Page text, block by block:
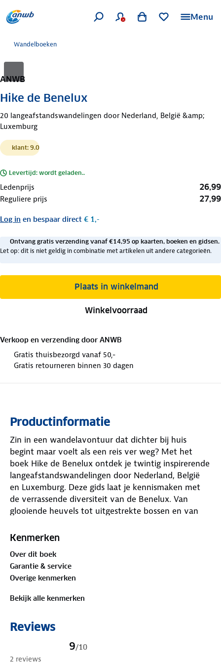
Menu
Wandelboeken
ANWB
Hike de Benelux
20 langeafstandswandelingen door Nederland, België &amp;
Luxemburg
klant: 9.0
Levertijd: wordt geladen..
Ledenprijs 26,99
Reguliere prijs 27,99
Log in en bespaar direct € 1,-
Ontvang gratis verzending vanaf €14,95 op kaarten, boeken en gidsen.
Let op: dit is niet geldig in combinatie met artikelen uit andere categorieën.
Plaats in winkelmand
Winkelvoorraad
Verkoop en verzending door ANWB
Gratis thuisbezorgd vanaf 50,-
Gratis retourneren binnen 30 dagen
Productinformatie
Zin in een wandelavontuur dat dichter bij huis
begint maar voelt als een reis ver weg? Met het
boek Hike de Benelux ontdek je twintig inspirerende
langeafstandswandelingen door Nederland, België
en Luxemburg. Deze gids laat je kennismaken met
de verrassende diversiteit van de Benelux. Van
glooiende heuvels tot uitgestrekte bossen en van
langs bekende paden zoals het Pieterpad, maar
verrassen je ook met minder bekende parels zoals
de Dutch Mountain Trail en de Sentier des Abbayes
Trappistes. Of je nu een doorgewinterde hiker bent
Wat kun je verwachten van dit boek?
✓ 20 langeafstandswandelingen in Nederland, België
Kenmerken
Over dit boek
Garantie & service
Overige kenmerken
Bekijk alle kenmerken
Reviews
9/10
2 reviews